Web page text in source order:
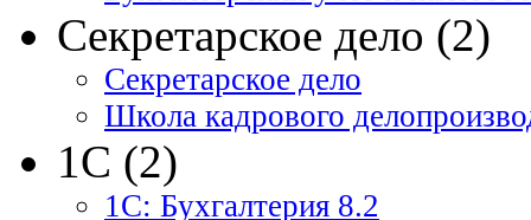
Секретарское дело (2)
Секретарское дело
Школа кадрового
1С (2)
1С: Бухгалтерия 8.2